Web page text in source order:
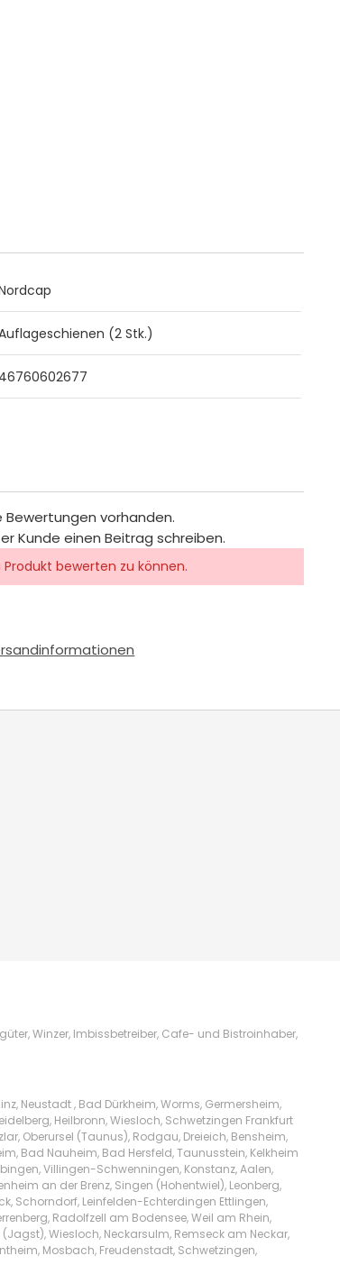
(2 Stk.)
46760602677
Bewertungen vorhanden.
Kunde einen Beitrag schreiben.
bewerten zu können.
Winzer, Imbissbetreiber, Cafe- und Bistroinhaber,
Neustadt , Bad Dürkheim, Worms, Germersheim,
Heilbronn, Wiesloch, Schwetzingen Frankfurt
Oberursel (Taunus), Rodgau, Dreieich, Bensheim,
Bad Nauheim, Bad Hersfeld, Taunusstein, Kelkheim
Villingen-Schwenningen, Konstanz, Aalen,
an der Brenz, Singen (Hohentwiel), Leonberg,
Schorndorf, Leinfelden-Echterdingen Ettlingen,
Radolfzell am Bodensee, Weil am Rhein,
Wiesloch, Neckarsulm, Remseck am Neckar,
Mosbach, Freudenstadt, Schwetzingen,